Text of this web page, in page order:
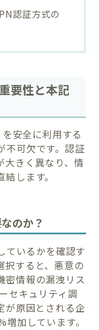
認証方式の
要性と本記
安全に利用する
不可欠です。認証
大きく異なり、情
します。
のか？
ているかを確認す
択すると、悪意の
密情報の漏洩リス
セキュリティ調
が原因とされる企
加しています。